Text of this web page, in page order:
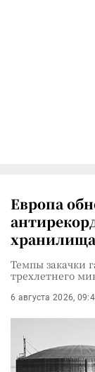
Европа
Темпы закачки
трехлетнего
6 августа 2026,